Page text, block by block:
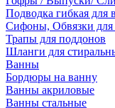
Подводка гибкая для
Сифоны, Обвязки для
Трапы для поддонов
Шланги для
Ванны
Бордюры на ванну
Ванны акриловые
Ванны стальные